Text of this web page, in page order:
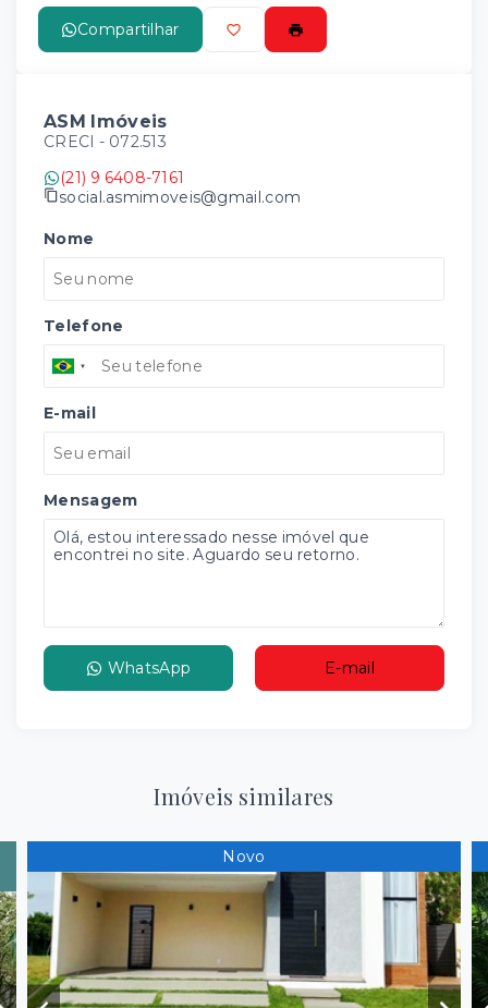
Compartilhar
ASM Imóveis
CRECI - 072.513
(21) 9 6408-7161
social.asmimoveis@gmail.com
Nome
Telefone
E-mail
Mensagem
WhatsApp E-mail
Imóveis similares
Novo